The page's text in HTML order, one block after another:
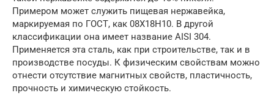
Примером может служить пищевая нержавейка,
маркируемая по ГОСТ, как 08Х18Н10. В другой
классификации она имеет название AISI 304.
Применяется эта сталь, как при строительстве, так и в
производстве посуды. К физическим свойствам можно
отнести отсутствие магнитных свойств, пластичность,
прочность и химическую стойкость.